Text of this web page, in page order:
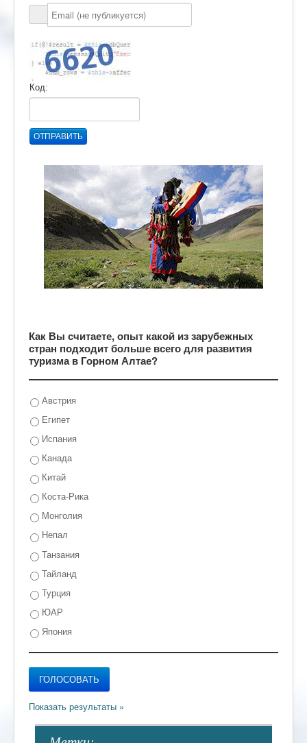
Код:
ОТПРАВИТЬ
Как Вы считаете, опыт какой из зарубежных
стран подходит больше всего для развития
туризма в Горном Алтае?
Австрия
Египет
Испания
Канада
Китай
Коста-Рика
Монголия
Непал
Танзания
Тайланд
Турция
ЮАР
Япония